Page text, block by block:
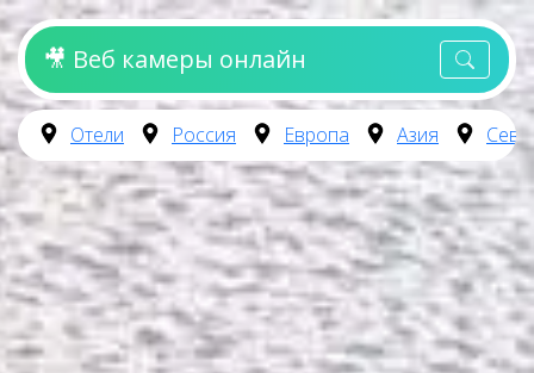
🎥 Веб камеры онлайн
Отели Россия Европа Азия